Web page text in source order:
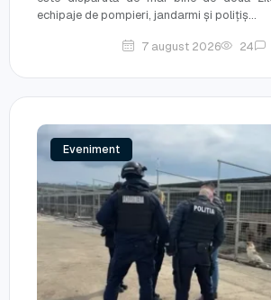
echipaje de pompieri, jandarmi și polițiș...
7 august 2026 24
Eveniment